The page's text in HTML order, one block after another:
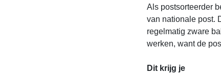
Als postsorteerder
van nationale post.
regelmatig zware
werken, want de
Dit krijg je